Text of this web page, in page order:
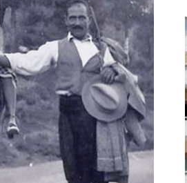
В 2028 ГОДУ ENI НАЧНЕТ
ДОБЫЧУ ГАЗА НА
МЕСТОРОЖДЕНИИ KRONOS
НА КИПРСКОМ ШЕЛЬФЕ
БИЗНЕС JUL 28, 2026